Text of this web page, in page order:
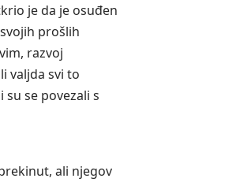
je da je osuđen
prošlih
razvoj
valjda svi to
se povezali s
ali njegov